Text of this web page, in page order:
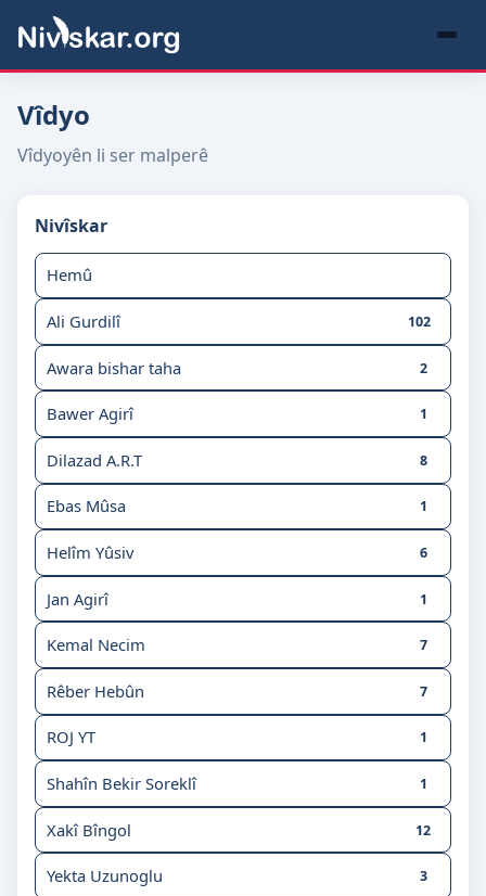
Vîdyo
Vîdyoyên li ser malperê
Nivîskar
Hemû
Ali Gurdilî 102
Awara bishar taha 2
Bawer Agirî 1
Dilazad A.R.T 8
Ebas Mûsa 1
Helîm Yûsiv 6
Jan Agirî 1
Kemal Necim 7
Rêber Hebûn 7
ROJ YT 1
Shahîn Bekir Soreklî 1
Xakî Bîngol 12
Yekta Uzunoglu 3